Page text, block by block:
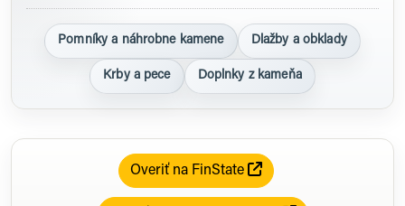
Pomníky a náhrobne kamene Dlažby a obklady
Krby a pece Doplnky z kameňa
Overiť na FinState